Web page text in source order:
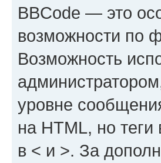
BBCode — это
возможности по
Возможность
уровне
на HTML, но
в < и >. За